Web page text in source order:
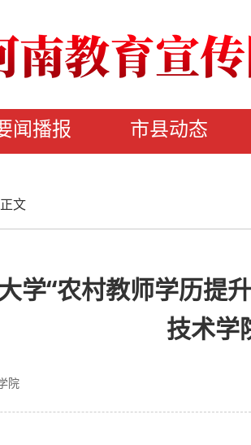
闻播报 市县动态
正文
学“农村教师学历提
技术学
院